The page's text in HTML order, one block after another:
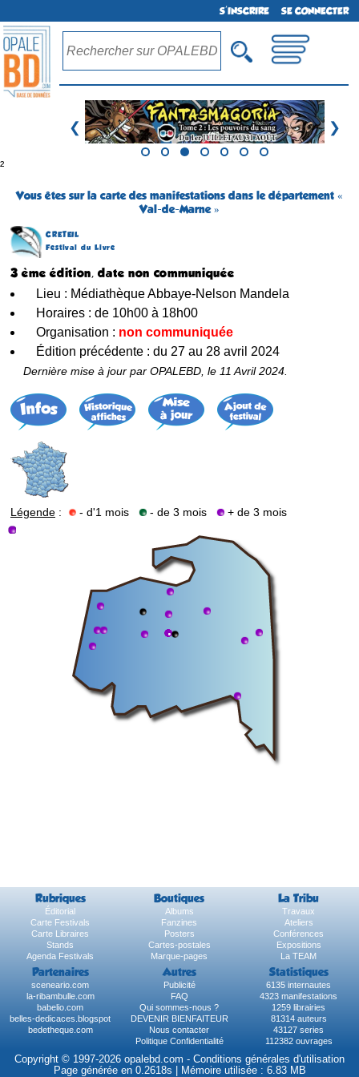
S'INSCRIRE SE CONNECTER
❮ ❯
²
Vous êtes sur la carte des manifestations dans le département «
Val-de-Marne »
CRETEIL
Festival du Livre
3 ème édition, date non communiquée
Lieu : Médiathèque Abbaye-Nelson Mandela
Horaires : de 10h00 à 18h00
Organisation : non communiquée
Édition précédente : du 27 au 28 avril 2024
Dernière mise à jour par OPALEBD, le 11 Avril 2024.
Légende : - d'1 mois - de 3 mois + de 3 mois
Rubriques Boutiques La Tribu
Éditorial Albums
Travaux
Carte Festivals
Fanzines
Ateliers
Carte Libraires
Posters
Conférences
Stands
Cartes-postales
Expositions
Agenda Festivals
Marque-pages La TEAM
Partenaires Autres Statistiques
sceneario.com Publicité
6135 internautes
la-ribambulle.com
FAQ
4323 manifestations
babelio.com
Qui sommes-nous ?
1259 librairies
belles-dedicaces.blogspot
DEVENIR BIENFAITEUR
81314 auteurs
bedetheque.com
Nous contacter
43127 series
Politique Confidentialité
112382 ouvrages
Copyright © 1997-2026 opalebd.com - Conditions générales d'utilisation
Page générée en 0.2618s | Mémoire utilisée : 6.83 MB